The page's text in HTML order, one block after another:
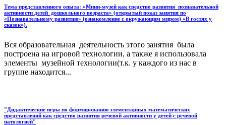
Тема представленного опыта: «Мини-музей как средство развития познавательной
активности детей дошкольного возраста» (открытый показ занятия по
«Познавательному развитию» (ознакомление с окружающим миром) «В гостях у
сказок»).
Вся образовательная деятельность этого занятия была
построена на игровой технологии, а также я использовала
элементы музейной технологии(т.к. у каждого из нас в
группе находится...
"Дидактические игры по формированию элементарных математических
представлений как средство развития речевой активности у детей с речевой
патологией"